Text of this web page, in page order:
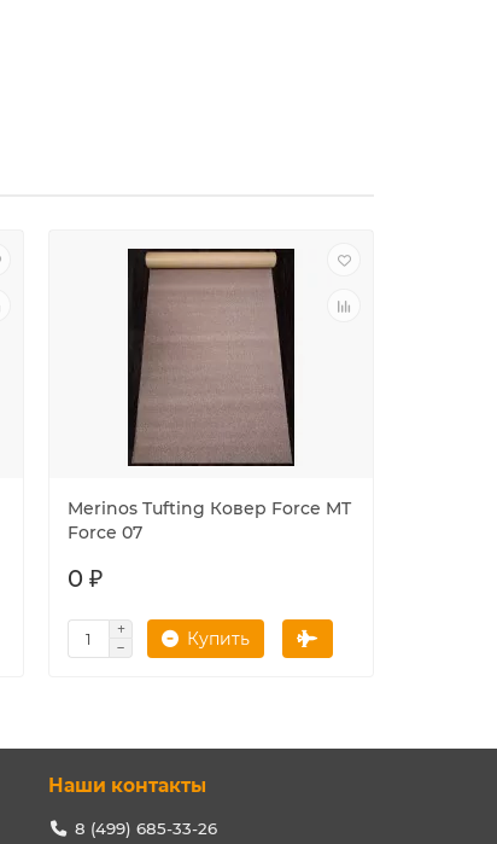
Merinos Tufting Ковер Force MT
Force 07
0 ₽
Купить
Наши контакты
8 (499) 685-33-26